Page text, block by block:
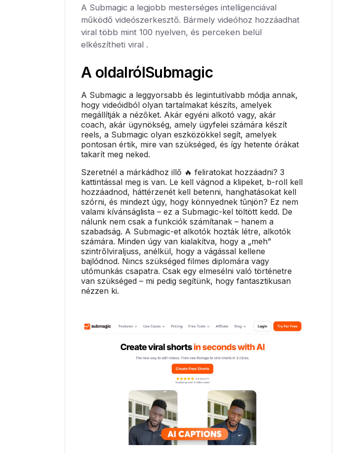
A Submagic a legjobb mesterséges intelligenciával
működő videószerkesztő. Bármely videóhoz hozzáadhat
viral több mint 100 nyelven, és perceken belül
elkészítheti viral .
A oldalrólSubmagic
A Submagic a leggyorsabb és legintuitívabb módja annak,
hogy videóidból olyan tartalmakat készíts, amelyek
megállítják a nézőket. Akár egyéni alkotó vagy, akár
coach, akár ügynökség, amely ügyfelei számára készít
reels, a Submagic olyan eszközökkel segít, amelyek
pontosan értik, mire van szükséged, és így hetente órákat
takarít meg neked.
Szeretnél a márkádhoz illő 🔥 feliratokat hozzáadni? 3
kattintással meg is van. Le kell vágnod a klipeket, b-roll kell
hozzáadnod, háttérzenét kell betenni, hanghatásokat kell
szórni, és mindezt úgy, hogy könnyednek tűnjön? Ez nem
valami kívánságlista – ez a Submagic-kel töltött kedd. De
nálunk nem csak a funkciók számítanak – hanem a
szabadság. A Submagic-et alkotók hozták létre, alkotók
számára. Minden úgy van kialakítva, hogy a „meh”
szintrőlviraljuss, anélkül, hogy a vágással kellene
bajlódnod. Nincs szükséged filmes diplomára vagy
utómunkás csapatra. Csak egy elmesélni való történetre
van szükséged – mi pedig segítünk, hogy fantasztikusan
nézzen ki.